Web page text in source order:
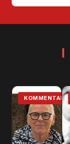
KOMMENTAR